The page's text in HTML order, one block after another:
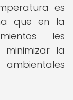
es
que en la
les
la